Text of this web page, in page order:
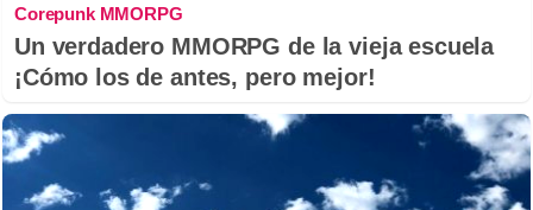
Corepunk MMORPG
Un verdadero MMORPG de la vieja escuela
¡Cómo los de antes, pero mejor!